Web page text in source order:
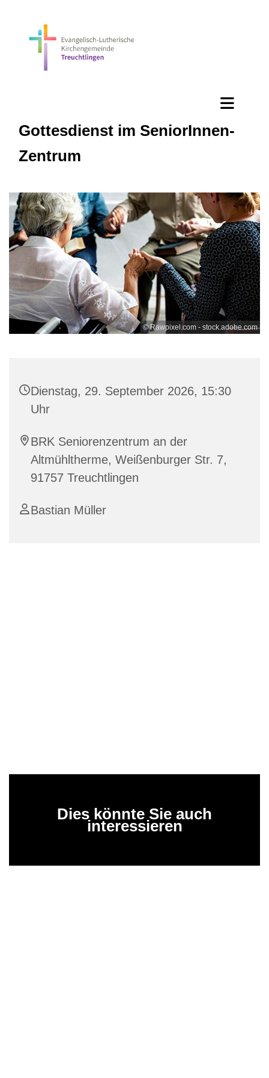
Gottesdienst im SeniorInnen-
Zentrum
© Rawpixel.com - stock.adobe.com
Dienstag, 29. September 2026, 15:30
Uhr
BRK Seniorenzentrum an der
Altmühltherme, Weißenburger Str. 7,
91757 Treuchtlingen
Bastian Müller
Dies könnte Sie auch
interessieren